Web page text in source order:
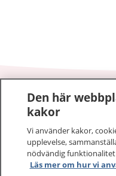
1177–tryggt
På 1177.se får du råd
sjukdomar och vilka
Logga in för att läsa
vårdärenden. Ring
Den här
kakor
Vi använder kakor,
upplevelse,
nödvändig
Läs mer om hur vi